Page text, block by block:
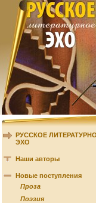
РУССКОЕ
ЭХО
Наши авторы
Новые поступления
Проза
Поэзия